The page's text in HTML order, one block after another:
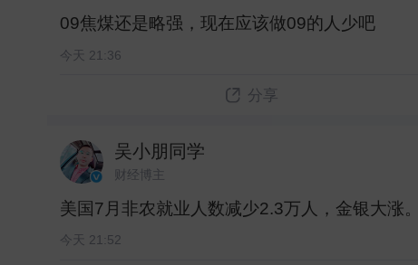
09焦煤还是略强，现在应该做09的人少吧 ​
今天 21:36
分享
吴小朋同学
财经博主
美国7月非农就业人数减少2.3万人，金银大涨。 ​
今天 21:52